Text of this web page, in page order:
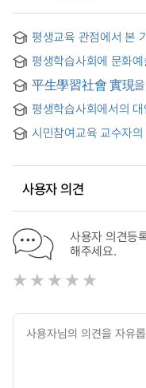
평생교육 관점에서 본
평생학습사회에 문화
: 청주시를 중심으로
Direction of Arts
in a Lifelong
平生學習社會 實現
governing
learning society
평생학습사회에서의
in education under
opportunity
시민참여교육 교수자
사용자 의견
사용자 의견등
해주세요.